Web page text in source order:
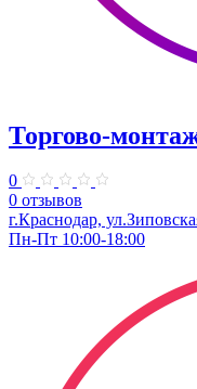
Торгово-
0
0 отзывов
г.Краснодар,
Пн-Пт 10:00-18:00